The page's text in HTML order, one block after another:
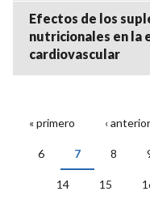
Efectos de los
nutricionales en la
cardiovascular
PÁGINAS
« primero ‹ anterior
6 7 8
14 15